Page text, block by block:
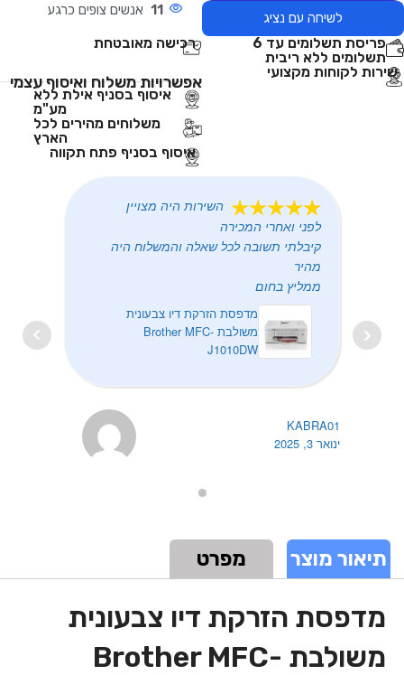
לשיחה עם נציג 11 אנשים צופים כרגע
פריסת תשלומים עד 6
תשלומים ללא ריבית
רכישה מאובטחת
שירות לקוחות מקצועי
אפשרויות משלוח ואיסוף עצמי
איסוף בסניף אילת ללא
מע"מ
משלוחים מהירים לכל
הארץ
איסוף בסניף פתח תקווה
השירות היה מצויין
לפני ואחרי המכירה
קיבלתי תשובה לכל שאלה והמשלוח היה
מהיר
ממליץ בחום
מדפסת הזרקת דיו צבעונית
משולבת Brother MFC-
J1010DW
KABRA01
ינואר 3, 2025
תיאור מוצר מפרט
מדפסת הזרקת דיו צבעונית
משולבת Brother MFC-